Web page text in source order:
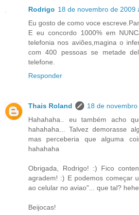
Rodrigo 18 de novembro de 2009
Eu gosto de como voce
E eu concordo 1000% em
telefonia nos aviões,magina o
com 400 pessoas se metade
telefone.
Responder
Thais Roland
18 de
Hahahaha.. eu também acho
hahahaha... Talvez demorasse
mas perceberia que alguma
hahahaha
Obrigada, Rodrigo! :) Fico
agradem! :) E podemos começar
ao celular no aviao"... que tal?
Beijocas!